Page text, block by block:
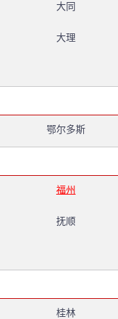
大同
大理
鄂尔多斯
福州
抚顺
桂林